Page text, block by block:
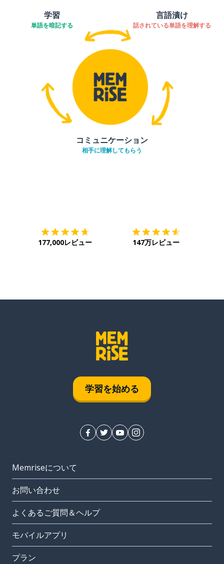
学習
単語を暗記する
言語漬け
話されている単語を理解する
コミュニケーション
相手に理解してもらう
177,000レビュー 147万レビュー
学習を始める
Memriseについて
お問い合わせ
よくあるご質問＆ヘルプ
モバイルアプリ
プラン